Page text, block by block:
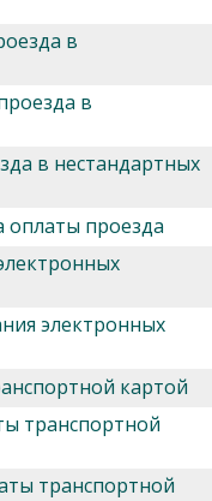
в
в
в нестандартных
оплаты проезда
электронных
картой
транспортной
транспортной